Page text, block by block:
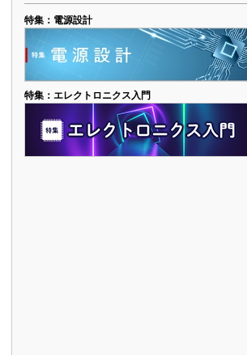
特集：電源設計
特集：エレクトロニクス入門